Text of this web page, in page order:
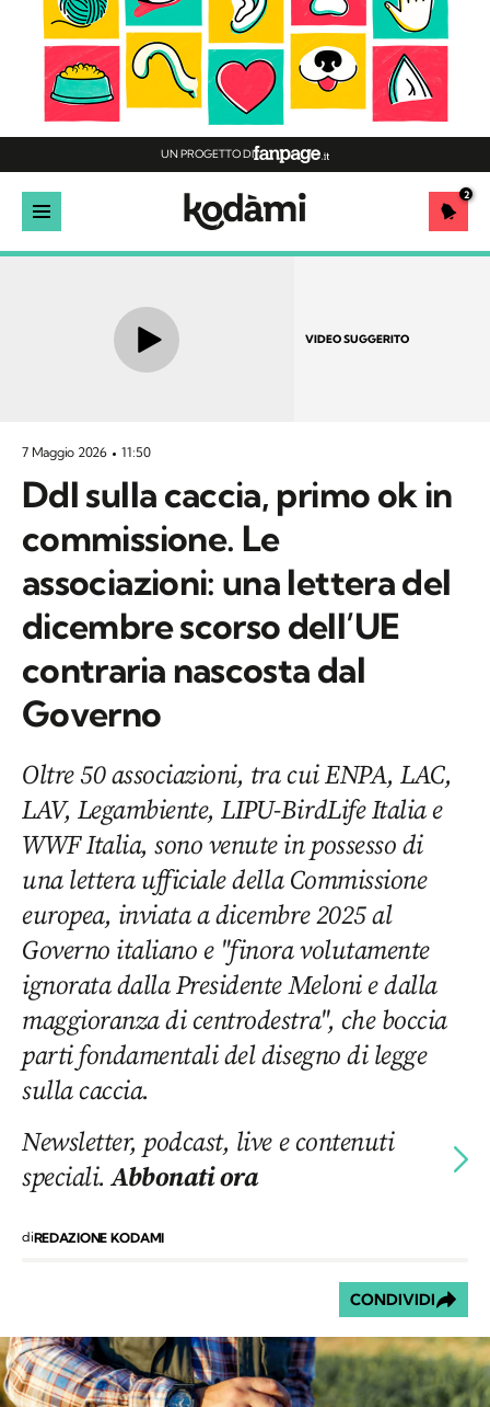
UN PROGETTO DI
2
VIDEO SUGGERITO
7 Maggio 2026 11:50
Ddl sulla caccia, primo ok in
commissione. Le
associazioni: una lettera del
dicembre scorso dell’UE
contraria nascosta dal
Governo
Oltre 50 associazioni, tra cui ENPA, LAC,
LAV, Legambiente, LIPU-BirdLife Italia e
WWF Italia, sono venute in possesso di
una lettera ufficiale della Commissione
europea, inviata a dicembre 2025 al
Governo italiano e "finora volutamente
ignorata dalla Presidente Meloni e dalla
maggioranza di centrodestra", che boccia
parti fondamentali del disegno di legge
sulla caccia.
Newsletter, podcast, live e contenuti
speciali.Abbonati ora
diREDAZIONE KODAMI
CONDIVIDI